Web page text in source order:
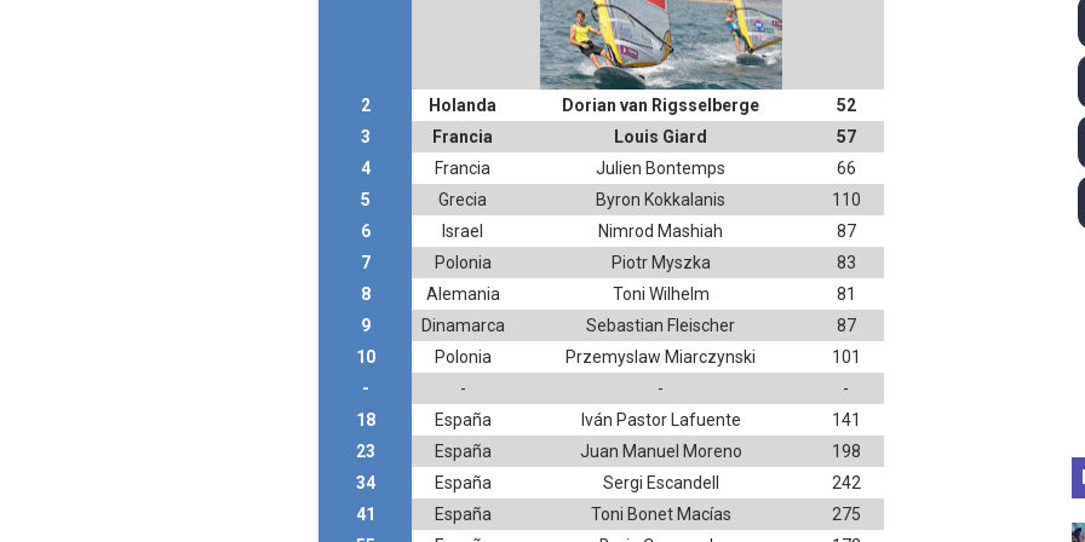
Tour de Francia masculino 2026 - Tadej Pogacar entra en el selecto grupo de los
Mundial de Fórmula 1 2026 - Lando Norris consigue en Hungría su primera victoria
Copa del Mundo femenina 2026 - Estados Unidos campeón dejando a España a las
Campeonato de Europa de saltos 2026 (París, Francia) - Medalla de bronce para
Campeonato de Europa de natación artística 2026 (París, Francia) - España domina
2 Holanda Dorian van Rigsselberge
52
3
Francia Louis Giard
57
4
Francia Julien Bontemps
66
5
Grecia Byron Kokkalanis
110
6
Israel Nimrod Mashiah
87
7
Polonia Piotr Myszka
83
8
Alemania Toni Wilhelm
81
9
Dinamarca Sebastian Fleischer
87
10
Polonia Przemyslaw Miarczynski
101
-
- -
-
18
España Iván Pastor Lafuente
141
23
España Juan Manuel Moreno
198
34
España Sergi Escandell
242
41
España Toni Bonet Macías
275